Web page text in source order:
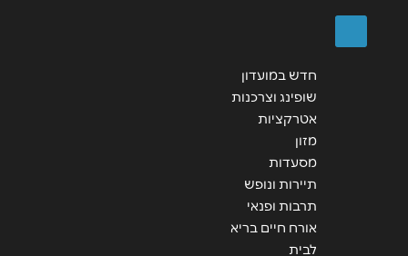
חדש במועדון
שופינג וצרכנות
אטרקציות
מזון
מסעדות
תיירות ונופש
תרבות ופנאי
אורח חיים בריא
לבית